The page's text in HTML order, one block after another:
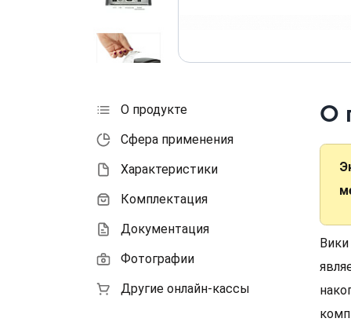
О продукте
Сфера применения
Характеристики
Комплектация
Документация
Фотографии
Другие онлайн-кассы
О